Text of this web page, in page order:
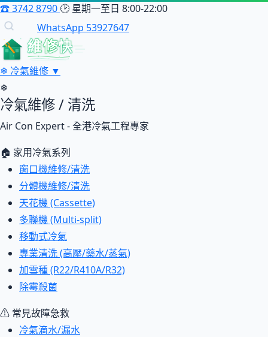
☎3742 8790 🕑 星期一至日 8:00-22:00
WhatsApp 53927647
維修快
❄ 冷氣維修 ▼
❄
冷氣維修 / 清洗
Air Con Expert - 全港冷氣工程專家
🏠 家用冷氣系列
窗口機維修/清洗
分體機維修/清洗
天花機 (Cassette)
多聯機 (Multi-split)
移動式冷氣
專業清洗 (高壓/藥水/蒸氣)
加雪種 (R22/R410A/R32)
除霉殺菌
⚠ 常見故障急救
冷氣滴水/漏水